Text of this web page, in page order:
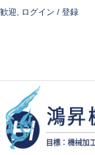
歓迎, ログイン / 登録